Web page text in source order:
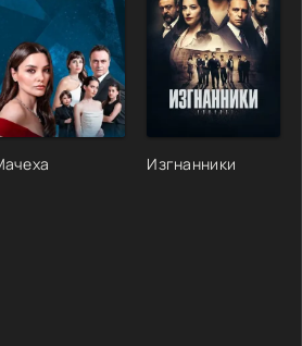
Изгнанники